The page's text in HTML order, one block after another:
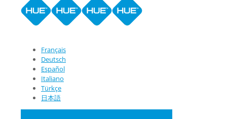
Français
Deutsch
Español
Italiano
Türkçe
日本語